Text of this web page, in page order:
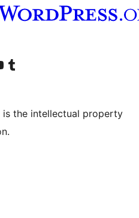
налог
YouTube channel
Посетите наш Tumblr налог
is the intellectual property